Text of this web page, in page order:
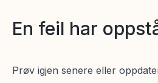
En feil har
Prøv igjen senere eller